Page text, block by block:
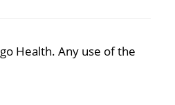
Health. Any use of the